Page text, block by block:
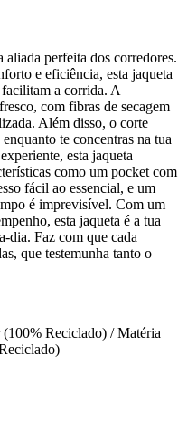
perfeita dos corredores.
e eficiência, esta jaqueta
a corrida. A
com fibras de secagem
Além disso, o corte
te concentras na tua
esta jaqueta
como um pocket com
fácil ao essencial, e um
é imprevisível. Com um
esta jaqueta é a tua
dia. Faz com que cada
que testemunha tanto o
Reciclado) / Matéria